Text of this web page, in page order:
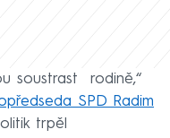
soustrast rodině,“
SPD Radim
trpěl